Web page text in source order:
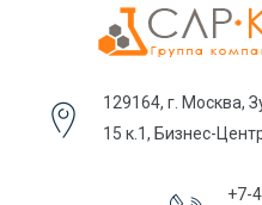
129164, г. Москва,
15 к.1, Бизнес-
+7-